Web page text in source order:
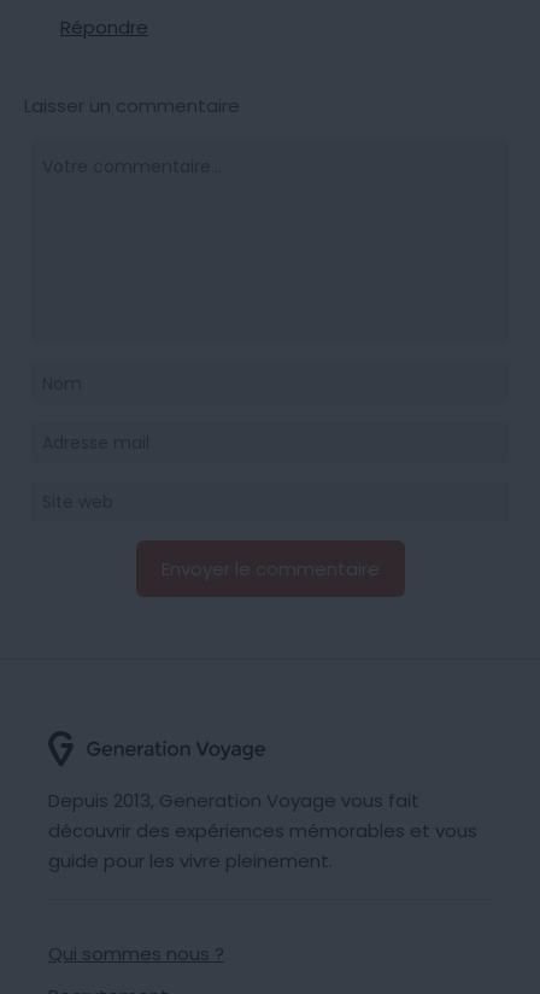
Répondre
Laisser un commentaire
Depuis 2013, Generation Voyage vous fait
découvrir des expériences mémorables et vous
guide pour les vivre pleinement.
Qui sommes nous ?